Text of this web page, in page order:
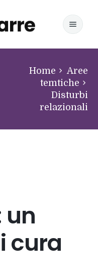
Home
Aree
temtiche
Disturbi
relazionali
un
cura